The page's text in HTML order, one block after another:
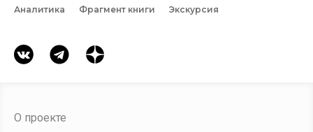
Аналитика
Фрагмент книги Экскурсия
О проекте